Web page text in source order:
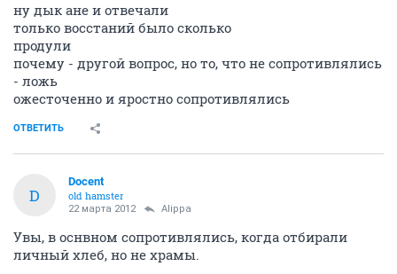
ну дык ане и отвечали
только восстаний было сколько
продули
почему - другой вопрос, но то, что не сопротивлялись
- ложь
ожесточенно и яростно сопротивлялись
ОТВЕТИТЬ
D
Docent
old hamster
22 марта 2012 Alippa
Увы, в оснвном сопротивлялись, когда отбирали
личный хлеб, но не храмы.